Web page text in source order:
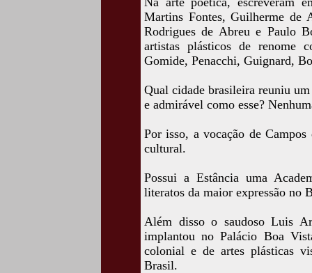
Martins Fontes, Guilherme de
Rodrigues de Abreu e Paulo
artistas plásticos de renome
Gomide, Penacchi, Guignard,
Qual cidade brasileira reuniu
e admirável como esse?
Por isso, a vocação de
cultural.
Possui a Estância uma
literatos da maior expressão no
Além disso o saudoso Luis
implantou no Palácio Boa
colonial e de artes plásticas
Brasil.